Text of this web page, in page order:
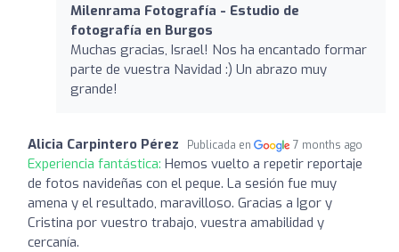
Milenrama Fotografía - Estudio de
fotografía en Burgos
Muchas gracias, Israel! Nos ha encantado formar
parte de vuestra Navidad :) Un abrazo muy
grande!
Alicia Carpintero Pérez Publicada en 7 months ago
Experiencia fantástica: Hemos vuelto a repetir reportaje
de fotos navideñas con el peque. La sesión fue muy
amena y el resultado, maravilloso. Gracias a Igor y
Cristina por vuestro trabajo, vuestra amabilidad y
cercanía.